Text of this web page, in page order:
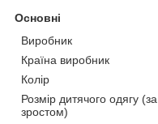
Основні
Виробник
Країна виробник
Колір
Розмір дитячого одягу (за
зростом)